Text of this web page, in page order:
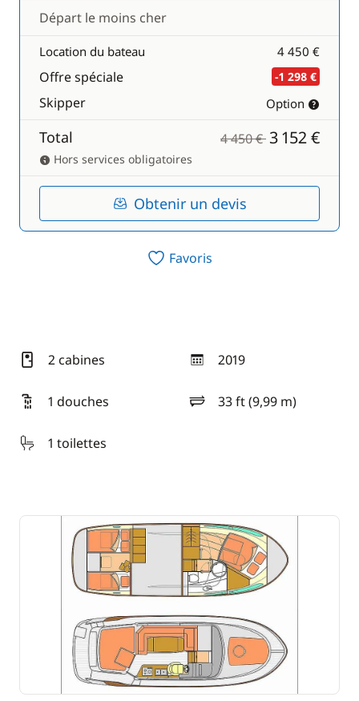
Départ le moins cher
Location du bateau 4 450 €
Offre spéciale -1 298 €
Skipper Option
Total 4 450 € 3 152 €
Hors services obligatoires
Obtenir un devis
Favoris
2 cabines 2019
année
1 douches
33 ft (9,99 m)
longueur
1 toilettes